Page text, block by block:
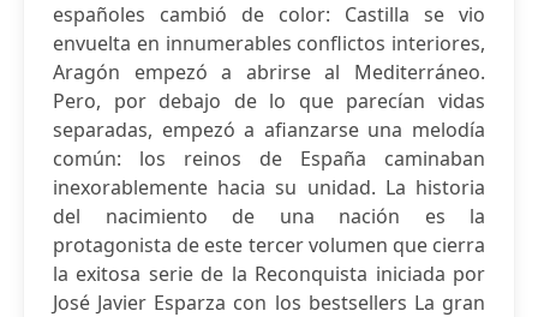
españoles cambió de color: Castilla se vio
envuelta en innumerables conflictos interiores,
Aragón empezó a abrirse al Mediterráneo.
Pero, por debajo de lo que parecían vidas
separadas, empezó a afianzarse una melodía
común: los reinos de España caminaban
inexorablemente hacia su unidad. La historia
del nacimiento de una nación es la
protagonista de este tercer volumen que cierra
la exitosa serie de la Reconquista iniciada por
José Javier Esparza con los bestsellers La gran